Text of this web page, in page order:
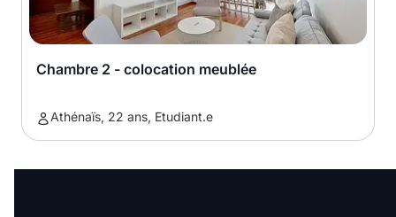
Chambre 2 - colocation meublée
Athénaïs, 22 ans, Etudiant.e